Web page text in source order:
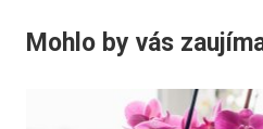
Mohlo by vás